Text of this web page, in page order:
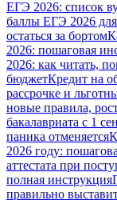
ЕГЭ 2026: список
баллы ЕГЭ 2026
остаться за бортом
2026: пошаговая
2026: как читать,
бюджетКредит на
рассрочке и
новые правила,
бакалавриата с 1
паника отменяется
2026 году:
аттестата при
полная инструкция
правильно